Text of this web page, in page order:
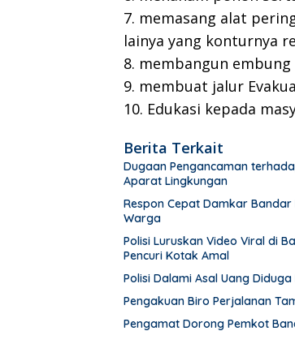
7. memasang alat
lainya yang konturnya
8. membangun
9. membuat jalur
10. Edukasi kepada
Berita Terkait
Dugaan Pengancaman
Aparat Lingkungan
Respon Cepat Damkar
Warga
Polisi Luruskan Video Viral di
Pencuri Kotak Amal
Polisi Dalami Asal Uang
Pengakuan Biro Perjalanan
Pengamat Dorong Pemkot